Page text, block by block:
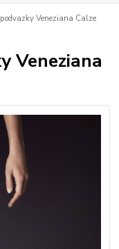
Veneziana Calze
Veneziana